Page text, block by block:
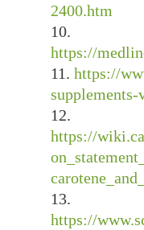
2400.htm
https://
https://
https://
https://